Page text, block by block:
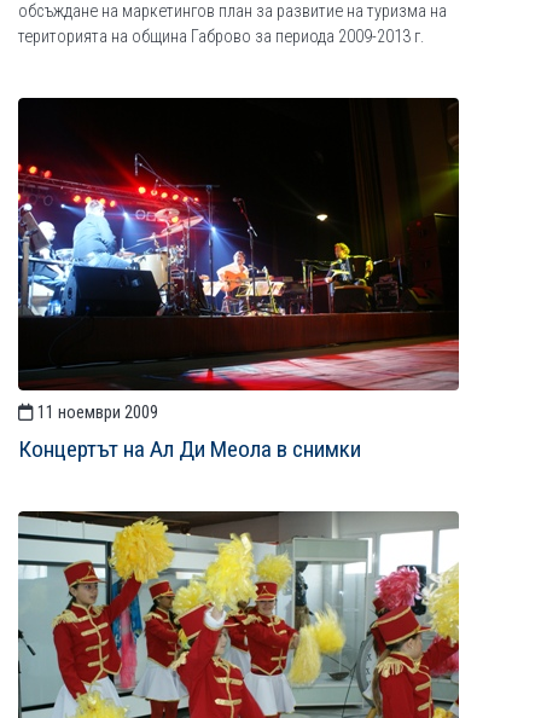
обсъждане на маркетингов план за развитие на туризма на
територията на община Габрово за периода 2009-2013 г.
11 ноември 2009
Концертът на Ал Ди Меола в снимки